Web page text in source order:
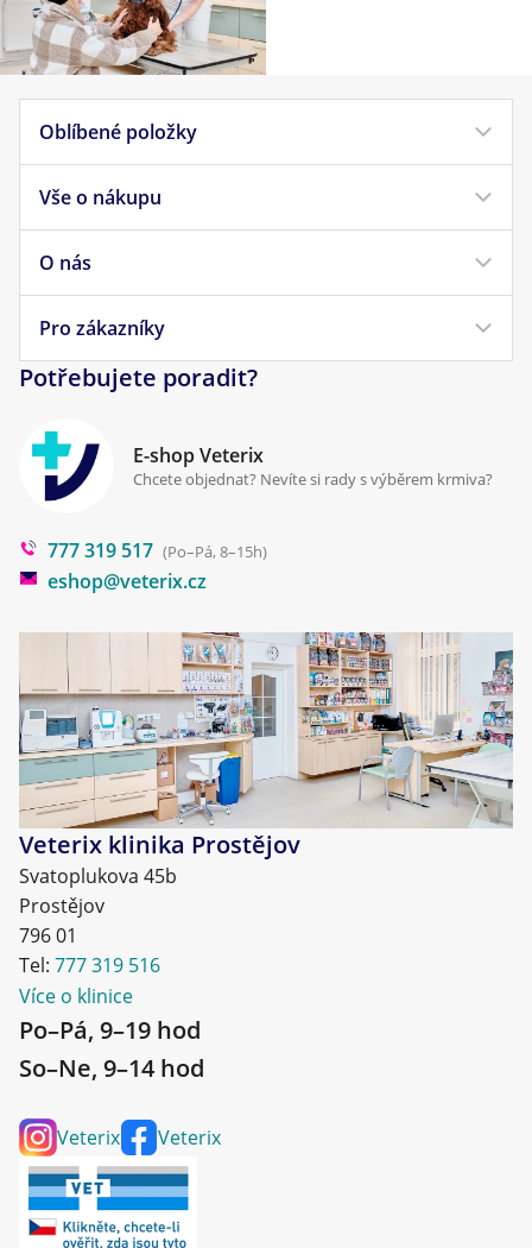
Oblíbené položky
Krmivo pro psy
Krmivo pro kočky
Veterinární diety
Pamlsky pro psy
Vše o nákupu
Doprava a platba
Obchodní podmínky
Reklamace a vrácení
Cookies a podmínky používání
O nás
Náš příběh
Pro zákazníky
Klinika Prostějov
Poradna
Blog
Potřebujete poradit?
E-shop Veterix
Chcete objednat? Nevíte si rady s výběrem krmiva?
777 319 517 (Po–Pá, 8–15h)
eshop@veterix.cz
Veterix klinika Prostějov
Svatoplukova 45b
Prostějov
796 01
Tel: 777 319 516
Více o klinice
Po–Pá, 9–19 hod
So–Ne, 9–14 hod
Veterix Veterix